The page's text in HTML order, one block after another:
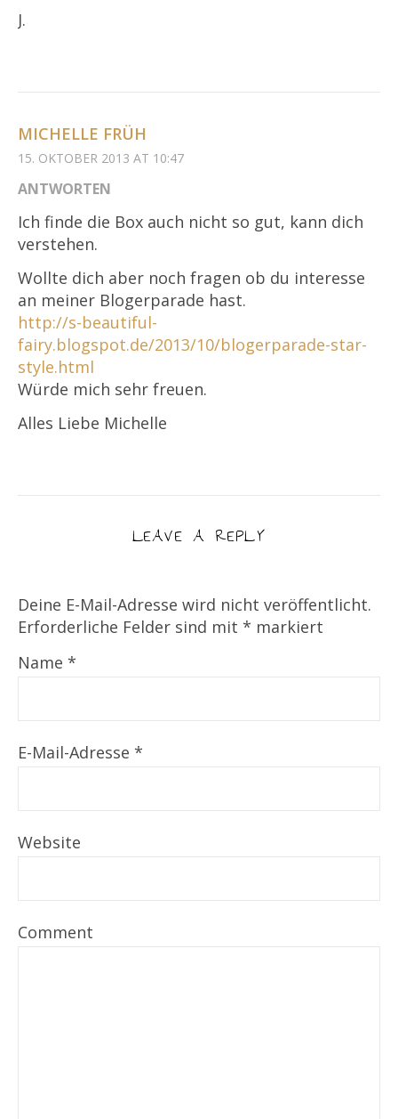
J.
MICHELLE FRÜH
15. OKTOBER 2013 AT 10:47
ANTWORTEN
Ich finde die Box auch nicht so gut, kann dich
verstehen.
Wollte dich aber noch fragen ob du interesse
an meiner Blogerparade hast.
http://s-beautiful-
fairy.blogspot.de/2013/10/blogerparade-star-
style.html
Würde mich sehr freuen.
Alles Liebe Michelle
LEAVE A REPLY
Deine E-Mail-Adresse wird nicht veröffentlicht.
Erforderliche Felder sind mit * markiert
Name *
E-Mail-Adresse *
Website
Comment